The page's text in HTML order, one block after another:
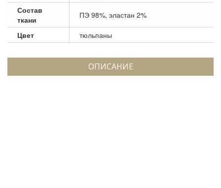
Состав
ткани
ПЭ 98%, эластан 2%
Цвет тюльпаны
ОПИСАНИЕ